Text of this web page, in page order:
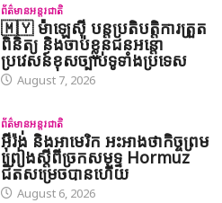
ព័ត៌មានអន្តរជាតិ
🇲🇾 ម៉ាឡេស៊ី បន្តប្រតិបត្តិការត្រួត
ពិនិត្យ និងចាប់ខ្លួនជនអន្តោ
ប្រវេសន៍ខុសច្បាប់ទូទាំងប្រទេស
August 7, 2026
ព័ត៌មានអន្តរជាតិ
អ៊ីរ៉ង់ និងអាមេរិក អះអាងថាកិច្ចព្រម
ព្រៀងស្តីពីច្រកសមុទ្ទ Hormuz
ជិតសម្រេចបានហើយ
August 6, 2026